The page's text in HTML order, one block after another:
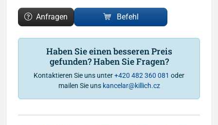
Anfragen Befehl
Haben Sie einen besseren Preis
gefunden? Haben Sie Fragen?
Kontaktieren Sie uns unter+420 482 360 081 oder
mailen Sie uns kancelar@killich.cz